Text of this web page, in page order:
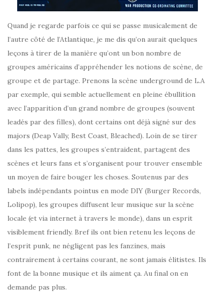
Quand je regarde parfois ce qui se passe musicalement de
l’autre côté de l’Atlantique, je me dis qu’on aurait quelques
leçons à tirer de la manière qu’ont un bon nombre de
groupes américains d’appréhender les notions de scène, de
groupe et de partage. Prenons la scène underground de L.A
par exemple, qui semble actuellement en pleine ébullition
avec l’apparition d’un grand nombre de groupes (souvent
leadés par des filles), dont certains ont déjà signé sur des
majors (Deap Vally, Best Coast, Bleached). Loin de se tirer
dans les pattes, les groupes s’entraident, partagent des
scènes et leurs fans et s’organisent pour trouver ensemble
un moyen de faire bouger les choses. Soutenus par des
labels indépendants pointus en mode DIY (Burger Records,
Lolipop), les groupes diffusent leur musique sur la scène
locale (et via internet à travers le monde), dans un esprit
visiblement friendly. Bref ils ont bien retenu les leçons de
l’esprit punk, ne négligent pas les fanzines, mais
contrairement à certains courant, ne sont jamais élitistes. Ils
font de la bonne musique et ils aiment ça. Au final on en
demande pas plus.